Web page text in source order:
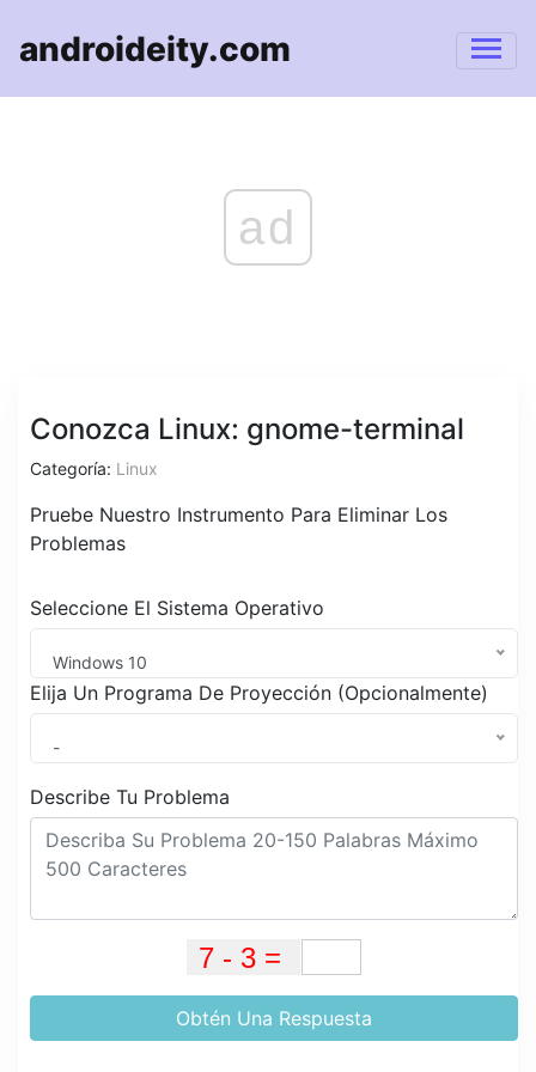
androideity.com
ad
Conozca Linux: gnome-terminal
Categoría: Linux
Pruebe Nuestro Instrumento Para Eliminar Los
Problemas
Seleccione El Sistema Operativo
Windows 10
Elija Un Programa De Proyección (Opcionalmente)
-
Describe Tu Problema
Obtén Una Respuesta